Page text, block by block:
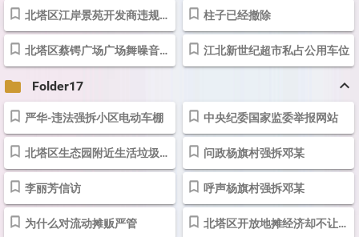
北塔区江岸景苑开发商违规圈地 柱子已经撤除
北塔区蔡锷广场广场舞噪音扰民 江北新世纪超市私占公用车位
folder Folder17 keyboard_arrow_up
严华-违法强拆小区电动车棚 中央纪委国家监委举报网站
北塔区生态园附近生活垃圾车停马路边处理垃圾 问政杨旗村强拆邓某
李丽芳信访 呼声杨旗村强拆邓某
为什么对流动摊贩严管 北塔区开放地摊经济却不让摆地摊